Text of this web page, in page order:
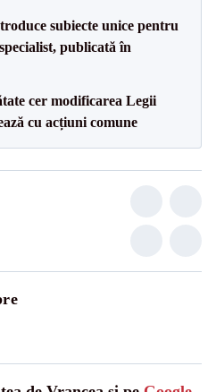
subiecte unice pentru
publicată în
cer modificarea Legii
cu acțiuni comune